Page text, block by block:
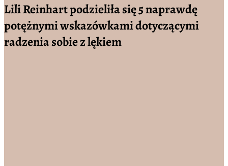
Lili Reinhart podzieliła się 5 naprawdę
potężnymi wskazówkami dotyczącymi
radzenia sobie z lękiem